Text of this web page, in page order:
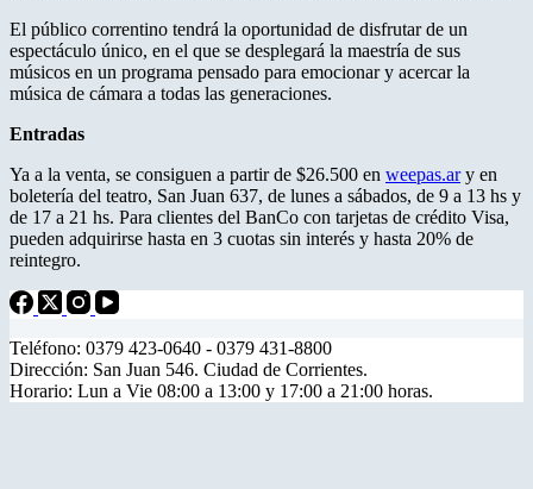
El público correntino tendrá la oportunidad de disfrutar de un
espectáculo único, en el que se desplegará la maestría de sus
músicos en un programa pensado para emocionar y acercar la
música de cámara a todas las generaciones.
Entradas
Ya a la venta, se consiguen a partir de $26.500 en weepas.ary en
boletería del teatro, San Juan 637, de lunes a sábados, de 9 a 13 hs y
de 17 a 21 hs. Para clientes del BanCo con tarjetas de crédito Visa,
pueden adquirirse hasta en 3 cuotas sin interés y hasta 20% de
reintegro.
Teléfono: 0379 423-0640 - 0379 431-8800
Dirección: San Juan 546. Ciudad de Corrientes.
Horario: Lun a Vie 08:00 a 13:00 y 17:00 a 21:00 horas.